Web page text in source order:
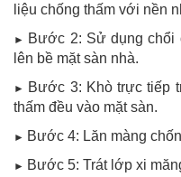
liệu chống thấm với nền
► Bước 2: Sử dụng chổi
lên bề mặt sàn nhà.
► Bước 3: Khò trực tiếp
thấm đều vào mặt sàn.
► Bước 4: Lăn màng
► Bước 5: Trát lớp xi